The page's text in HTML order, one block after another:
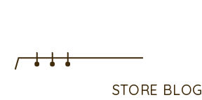
STORE BLOG